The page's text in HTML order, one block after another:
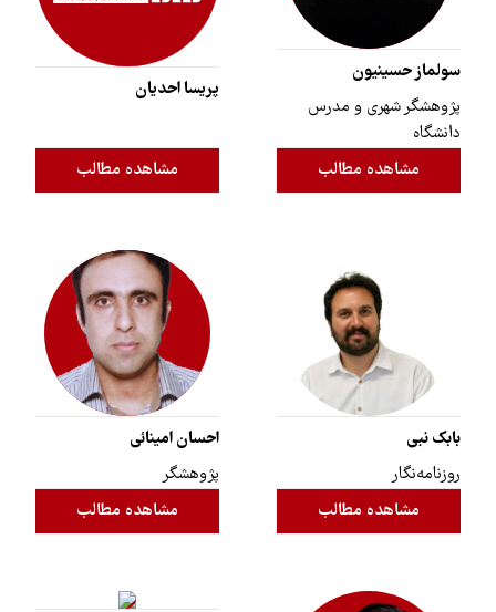
سولماز حسینیون
پژوهشگر شهری و مدرس
دانشگاه
مشاهده مطالب
پریسا احدیان
مشاهده مطالب
بابک نبی
روزنامه‌نگار
مشاهده مطالب
احسان امینائی
پژوهشگر
مشاهده مطالب